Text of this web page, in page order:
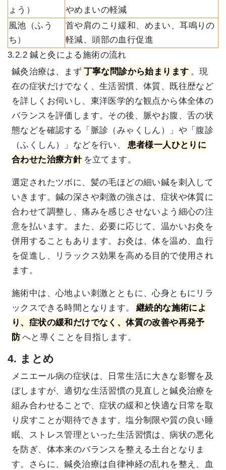
ょう）
やめまいの軽減
風池（ふう
ち）
首や肩のこり緩和、めまい、耳鳴りの
軽減、頭部の血行促進
3.2.2 鍼と灸による施術の流れ
鍼灸治療は、まず 丁寧な問診から始まります 。現
在の症状だけでなく、生活習慣、体質、既往歴など
を詳しくお伺いし、東洋医学的な観点から体全体の
バランスを評価します。その後、脈やお腹、舌の状
態などを確認する「脈診（みゃくしん）」や「腹診
（ふくしん）」などを行い、
患者様一人ひとりに
合わせた治療方針 を立てます。
選定されたツボに、髪の毛ほどの細い鍼を刺入して
いきます。鍼の深さや刺激の強さは、症状や体質に
合わせて調整し、痛みを感じさせないよう細心の注
意を払います。また、必要に応じて、温かいお灸を
併用することもあります。お灸は、体を温め、血行
を促進し、リラックス効果を高める目的で使用され
ます。
施術中は、心地よい刺激とともに、心身ともにリラ
ックスできる時間となります。
継続的な施術によ
り、症状の緩和だけでなく、体質の改善や再発予
防へと導くことを目指します。
4. まとめ
メニエール病の症状は、日常生活に大きな影響を及
ぼしますが、適切な生活習慣の見直しと鍼灸治療を
組み合わせることで、症状の緩和と快適な日常を取
り戻すことが期待できます。塩分制限や質の良い睡
眠、ストレス管理といった生活習慣は、病状の悪化
を防ぎ、体本来のバランスを整える土台となりま
す。さらに、鍼灸治療は自律神経の乱れを整え、血